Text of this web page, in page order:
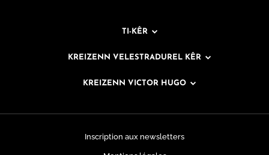
TI-KÊR
KREIZENN VELESTRADUREL KÊR
KREIZENN VICTOR HUGO
Inscription aux newsletters